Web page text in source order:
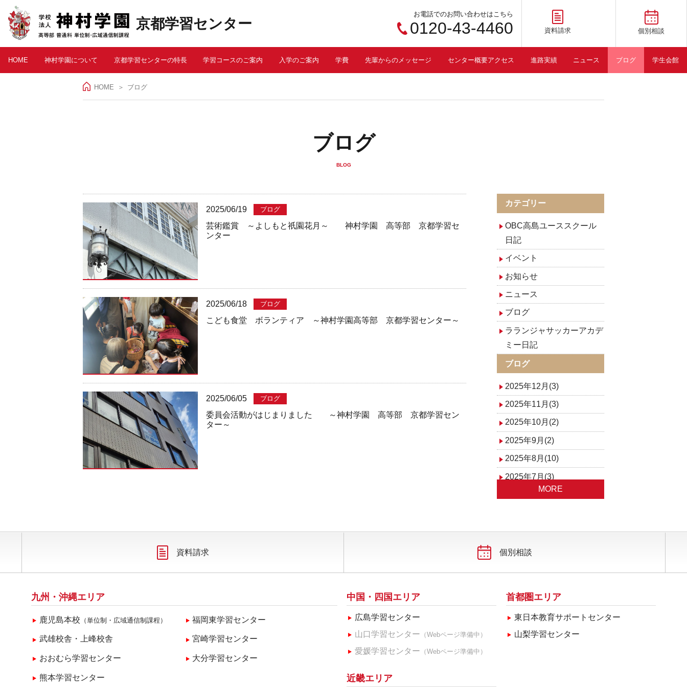
京都学習センター
お電話でのお問い合わせはこちら
0120-43-4460 資料請求 個別相談
HOME 神村学園について 京都学習センターの特長 学習コースのご案内 入学のご案内 学費 先輩からのメッセージ センター概要アクセス 進路実績 ニュース ブログ 学生会館
HOME ブログ
ブログ
BLOG
2025/06/19 ブログ
芸術鑑賞 ～よしもと祇園花月～ 神村学園 高等部 京都学習セ
ンター
2025/06/18 ブログ
こども食堂 ボランティア ～神村学園高等部 京都学習センター～
2025/06/05 ブログ
委員会活動がはじまりました ～神村学園 高等部 京都学習セン
ター～
カテゴリー
OBC高島ユーススクール
日記
イベント
お知らせ
ニュース
ブログ
ラランジャサッカーアカデ
ミー日記
ブログ
2025年12月(3)
2025年11月(3)
2025年10月(2)
2025年9月(2)
2025年8月(10)
2025年7月(3)
2025年6月(3)
2025年4月(3)
2025年3月(5)
MORE
資料請求 個別相談
九州・沖縄エリア
鹿児島本校 （単位制・広域通信制課程） 福岡東学習センター
武雄校舎・上峰校舎 宮崎学習センター
おおむら学習センター 大分学習センター
熊本学習センター
中国・四国エリア
広島学習センター
山口学習センター （Webページ準備中）
愛媛学習センター （Webページ準備中）
近畿エリア
首都圏エリア
東日本教育サポートセンター
山梨学習センター